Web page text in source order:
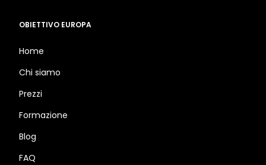
OBIETTIVO EUROPA
Home
Chi siamo
Prezzi
Formazione
Blog
FAQ